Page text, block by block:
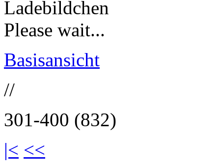
Please wait...
Basisansicht
//
301-400 (832)
|< <<